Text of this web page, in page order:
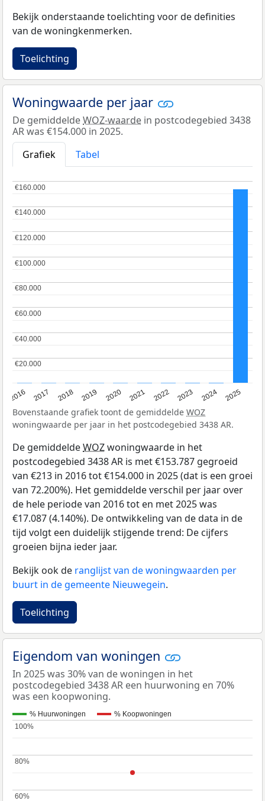
Bekijk onderstaande toelichting voor de definities
van de woningkenmerken.
Toelichting
Woningwaarde per jaar
De gemiddeldeWOZ-waarde in postcodegebied 3438
AR was €154.000 in 2025.
Grafiek
Tabel
2016 2017 2018 2019 2020 2021 2022 2023 2024 2025
€20.000
€20.000
€40.000
€40.000
€60.000
€60.000
€80.000
€80.000
€100.000
€100.000
€120.000
€120.000
€140.000
€140.000
€160.000
€160.000
Bovenstaande grafiek toont de gemiddelde WOZ
woningwaarde per jaar in het postcodegebied 3438 AR.
De gemiddeldeWOZwoningwaarde in het
postcodegebied 3438 AR is met €153.787 gegroeid
van €213 in 2016 tot €154.000 in 2025 (dat is een groei
van 72.200%). Het gemiddelde verschil per jaar over
de hele periode van 2016 tot en met 2025 was
€17.087 (4.140%). De ontwikkeling van de data in de
tijd volgt een duidelijk stijgende trend: De cijfers
groeien bijna ieder jaar.
Bekijk ook de ranglijst van de woningwaarden per
buurt in de gemeente Nieuwegein.
Toelichting
Eigendom van woningen
In 2025 was 30% van de woningen in het
postcodegebied 3438 AR een huurwoning en 70%
was een koopwoning.
% Huurwoningen % Koopwoningen
60%
60%
80%
80%
100%
100%